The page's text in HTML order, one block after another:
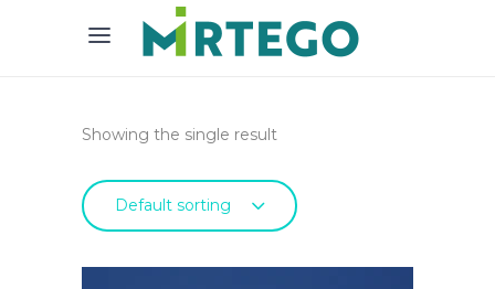
Showing the single result
Default sorting